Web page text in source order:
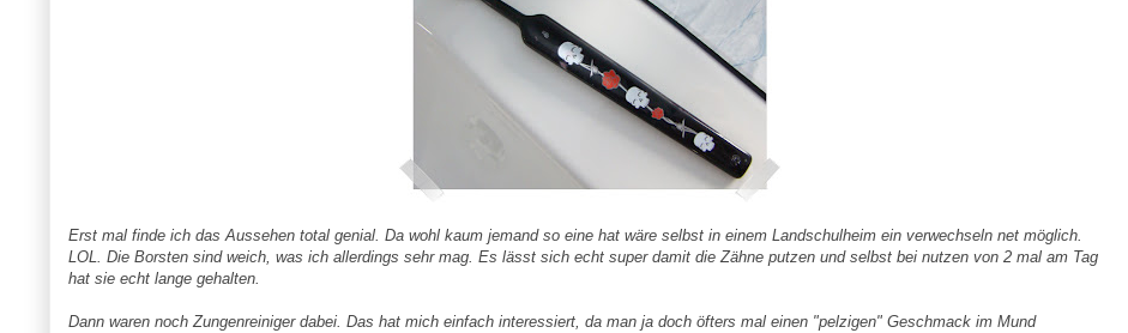
Erst mal finde ich das Aussehen total genial. Da wohl kaum jemand so eine hat wäre selbst in einem Landschulheimein verwechseln netmöglich.
LOL. Die Borsten sind weich, was ich allerdings sehr mag. Es lässt sich echt super damit die Zähne putzen und selbst bei nutzen von 2 mal am Tag
hat sie echt lange gehalten.
Dann waren nochZungenreinigerdabei. Das hat mich einfach interessiert, da man ja doch öfters mal einen "pelzigen" Geschmack im Mund